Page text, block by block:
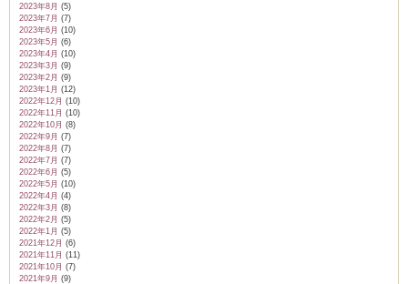
2023年8月 (5)
2023年7月 (7)
2023年6月 (10)
2023年5月 (6)
2023年4月 (10)
2023年3月 (9)
2023年2月 (9)
2023年1月 (12)
2022年12月 (10)
2022年11月 (10)
2022年10月 (8)
2022年9月 (7)
2022年8月 (7)
2022年7月 (7)
2022年6月 (5)
2022年5月 (10)
2022年4月 (4)
2022年3月 (8)
2022年2月 (5)
2022年1月 (5)
2021年12月 (6)
2021年11月 (11)
2021年10月 (7)
2021年9月 (9)